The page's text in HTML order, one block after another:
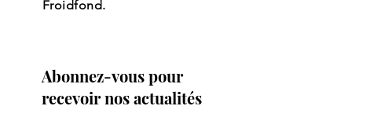
Froidfond.
Abonnez-vous pour
recevoir nos actualités